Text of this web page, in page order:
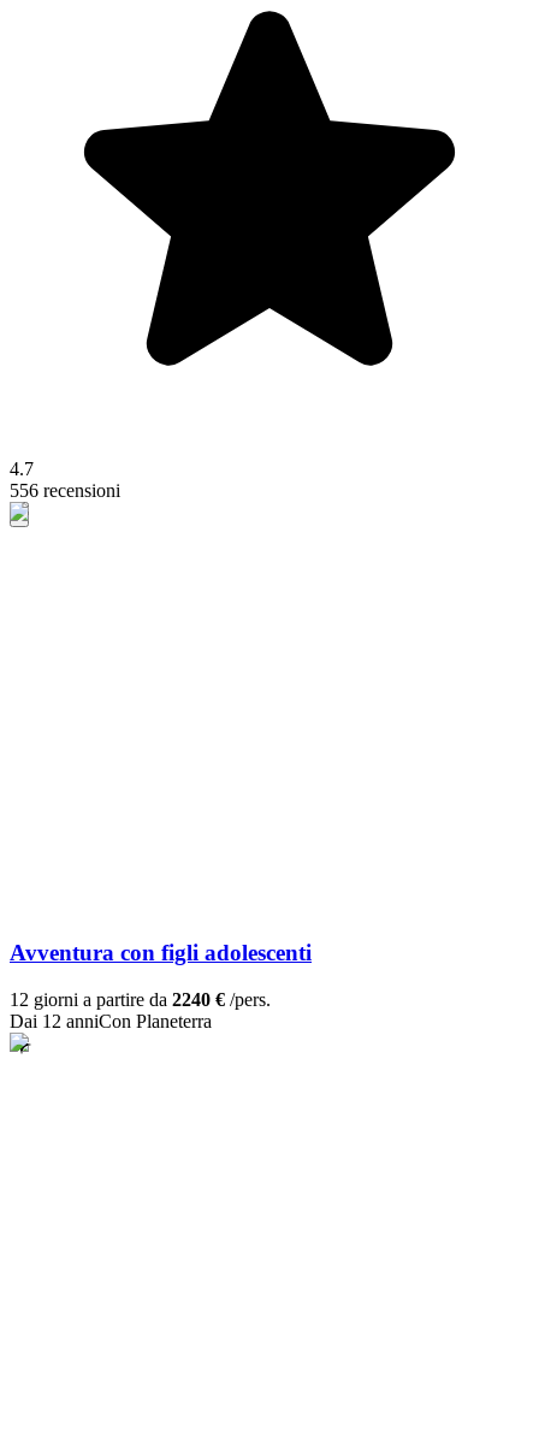
4.7
556 recensioni
Avventura con figli adolescenti
12 giorni a partire da 2240 € /pers.
Dai 12 anniCon Planeterra